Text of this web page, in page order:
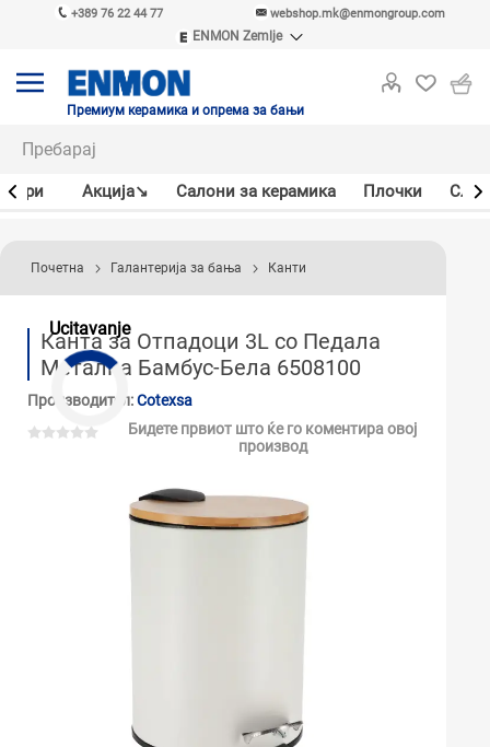
+389 76 22 44 77 webshop.mk@enmongroup.com
ENMON Zemlje
ENMON MKD
Премиум керамика и опрема за бањи
Акцијa↘ Салони за керамика Плочки
Ucitavanje
Почетна Галантерија за бања Канти
Канта за Отпадоци 3L со Педала
Метална Бамбус-Бела 6508100
Производител:Cotexsa
Бидете првиот што ќе го коментира овој
производ